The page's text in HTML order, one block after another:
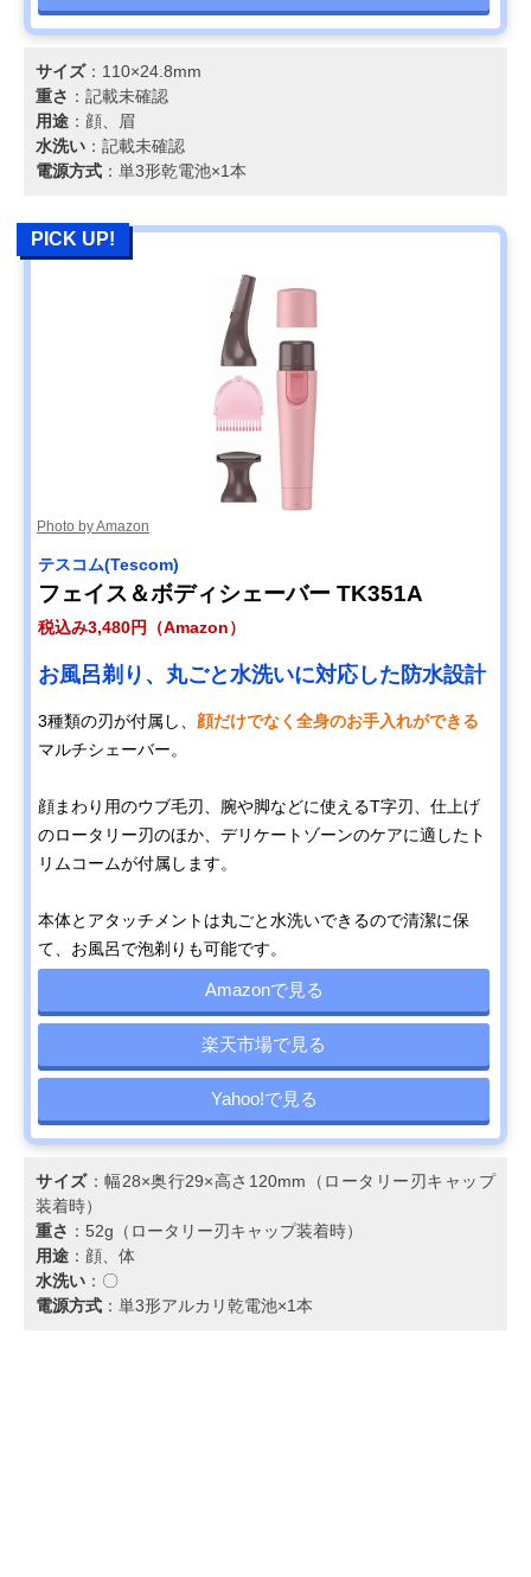
サイズ：110×24.8mm
重さ ：記載未確認
用途 ：顔、眉
水洗い ：記載未確認
電源方式 ：単3形乾電池×1本
PICK UP!
Photo by Amazon
テスコム(Tescom)
フェイス＆ボディシェーバー TK351A
税込み3,480円（Amazon）
お風呂剃り、丸ごと水洗いに対応した防水設計
3種類の刃が付属し、 顔だけでなく全身のお手入れができる
マルチシェーバー。
顔まわり用のウブ毛刃、腕や脚などに使えるT字刃、仕上げ
のロータリー刃のほか、デリケートゾーンのケアに適したト
リムコームが付属します。
本体とアタッチメントは丸ごと水洗いできるので清潔に保
て、お風呂で泡剃りも可能です。
Amazonで見る
楽天市場で見る
Yahoo!で見る
サイズ：幅28×奥行29×高さ120mm（ロータリー刃キャップ
装着時）
重さ ：52g（ロータリー刃キャップ装着時）
用途 ：顔、体
水洗い ：〇
電源方式 ：単3形アルカリ乾電池×1本